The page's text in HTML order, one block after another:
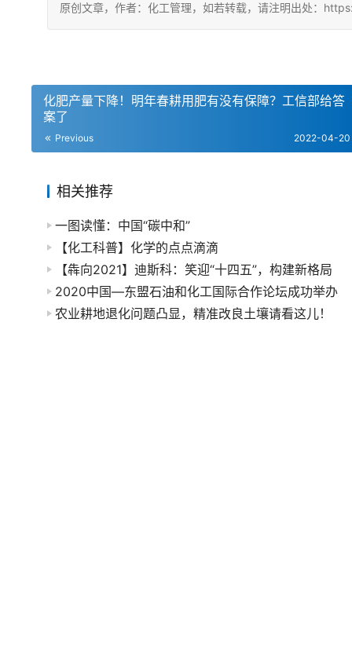
原创文章，作者：化工管理，如若转载，请注明出处：
化肥产量下降！明年春耕用肥有没有保障？工信部给答
案了
Previous 2022-04-20
相关推荐
一图读懂：中国“碳中和”
【化工科普】化学的点点滴滴
【犇向2021】迪斯科：笑迎“十四五”，构建新格局
2020中国—东盟石油和化工国际合作论坛成功举办
农业耕地退化问题凸显，精准改良土壤请看这儿！